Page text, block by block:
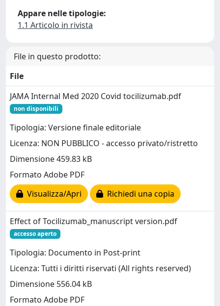
Appare nelle tipologie:
1.1 Articolo in rivista
File in questo prodotto:
File
JAMA Internal Med 2020 Covid tocilizumab.pdf
non disponibili
Tipologia: Versione finale editoriale
Licenza: NON PUBBLICO - accesso privato/ristretto
Dimensione 459.83 kB
Formato Adobe PDF
Visualizza/Apri
Richiedi una copia
Effect of Tocilizumab_manuscript version.pdf
accesso aperto
Tipologia: Documento in Post-print
Licenza: Tutti i diritti riservati (All rights reserved)
Dimensione 556.04 kB
Formato Adobe PDF